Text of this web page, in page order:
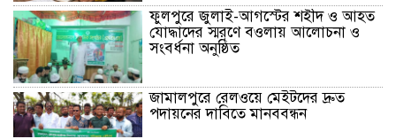
ফুলপুরে জুলাই-আগস্টের শহীদ ও আহত
যোদ্ধাদের স্মরণে বওলায় আলোচনা ও
সংবর্ধনা অনুষ্ঠিত
জামালপুরে রেলওয়ে মেইটদের দ্রুত
পদায়নের দাবিতে মানববন্ধন